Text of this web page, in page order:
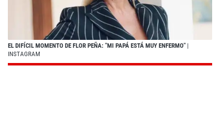
EL DIFÍCIL MOMENTO DE FLOR PEÑA: "MI PAPÁ ESTÁ MUY ENFERMO" |
INSTAGRAM